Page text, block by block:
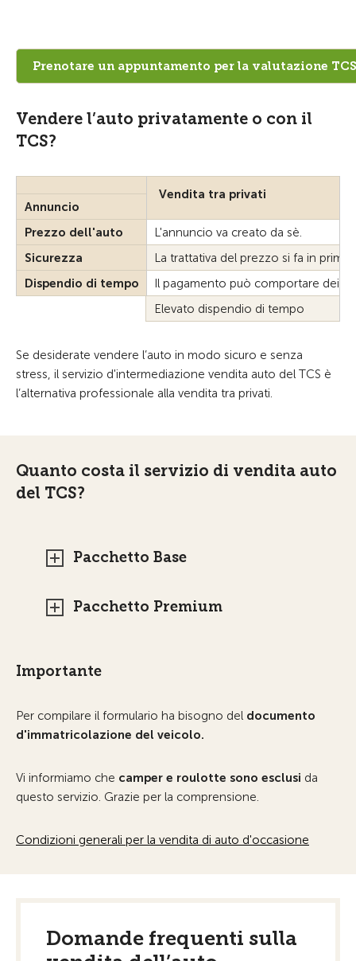
Prenotare un appuntamento per la valutazione
Vendere l’auto privatamente o con il
TCS?
Vendita tra privati
L'annuncio va creato da sè.
La trattativa del prezzo si fa in prima
Il pagamento può comportare dei
Elevato dispendio di tempo
Annuncio
Prezzo dell'auto
Sicurezza
Dispendio di tempo
Se desiderate vendere l’auto in modo sicuro e senza
stress, il servizio d'intermediazione vendita auto del TCS è
l’alternativa professionale alla vendita tra privati.
Quanto costa il servizio di vendita auto
del TCS?
Pacchetto Base
Pacchetto Premium
Importante
Per compilare il formulario ha bisogno del documento
d'immatricolazione del veicolo.
Vi informiamo che camper e roulotte sono esclusi da
questo servizio. Grazie per la comprensione.
Condizioni generali per la vendita di auto d'occasione
Domande frequenti sulla